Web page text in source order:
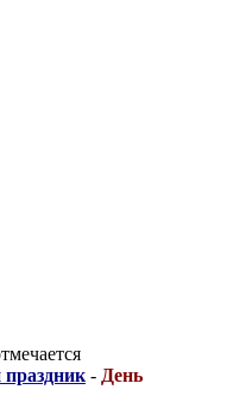
- День